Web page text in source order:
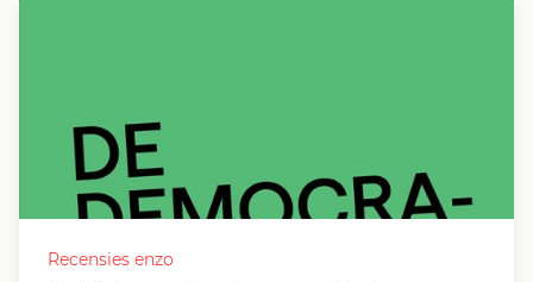
Recensies enzo